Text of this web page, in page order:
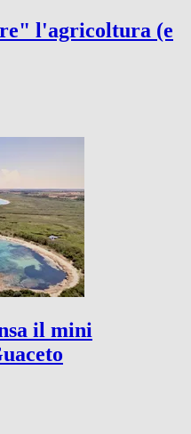
l'agricoltura (e
il mini